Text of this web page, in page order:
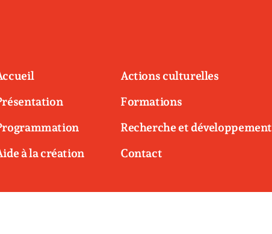
à la création
Actions culturelles
Formations
Recherche et développement
Contact